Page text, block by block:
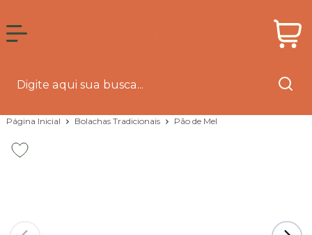
Página Inicial Bolachas Tradicionais Pão de Mel